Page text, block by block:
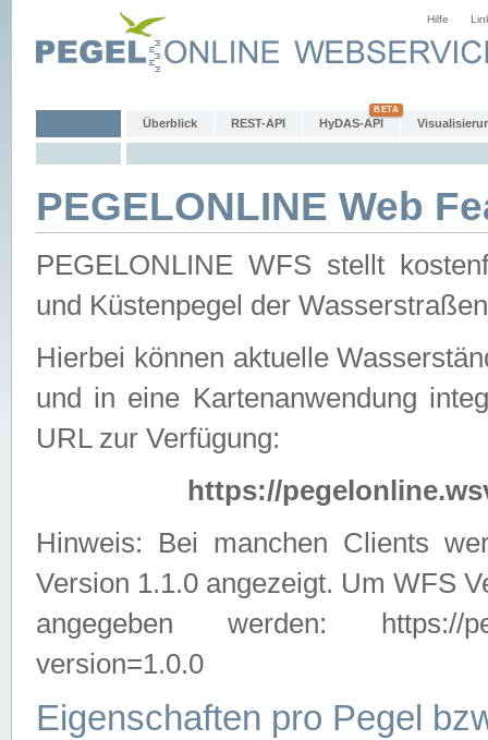
Hilfe
Überblick REST-API HyDAS-API
PEGELONLINE Web
PEGELONLINE WFS stellt
und Küstenpegel der
Hierbei können aktuelle
und in eine Kartenanwendung
URL zur Verfügung:
https://
Hinweis: Bei manchen Clients
Version 1.1.0 angezeigt. Um WFS
angegeben werden: https://
version=1.0.0
Eigenschaften pro Pegel